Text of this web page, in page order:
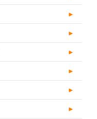
►
►
►
►
►
►